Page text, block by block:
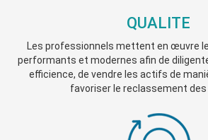
QUALITE
Les professionnels mettent en œuvre
performants et modernes afin de
efficience, de vendre les actifs de
favoriser le reclassement des